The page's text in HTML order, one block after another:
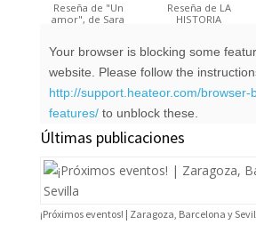
Reseña de "Un
amor", de Sara
Reseña de LA
HISTORIA
COLE | Ben
Brooks
1 / 10
Últimas publicaciones
¡Próximos eventos! | Zaragoza, Barcelona y
Your browser is blocking some
website. Please follow the
http://support.heateor.com/browser-
features/to unblock these.